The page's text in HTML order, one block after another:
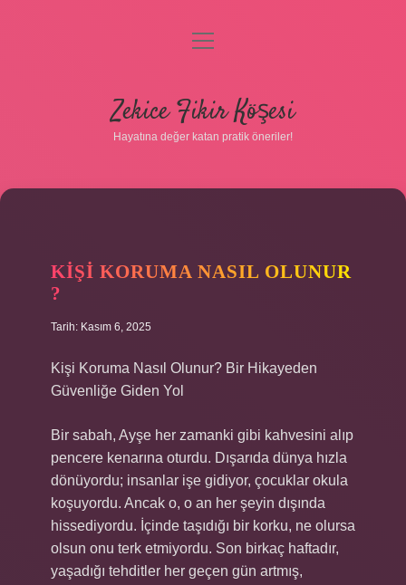
Gizlilik Politikası
Yasal Uyarı
menüyü
Zekice Fikir Köşesi
Hayatına değer katan pratik öneriler!
KIŞI KORUMA NASIL OLUNUR
?
Tarih: Kasım 6, 2025
Kişi Koruma Nasıl Olunur? Bir Hikayeden
Güvenliğe Giden Yol
Bir sabah, Ayşe her zamanki gibi kahvesini alıp
pencere kenarına oturdu. Dışarıda dünya hızla
dönüyordu; insanlar işe gidiyor, çocuklar okula
koşuyordu. Ancak o, o an her şeyin dışında
hissediyordu. İçinde taşıdığı bir korku, ne olursa
olsun onu terk etmiyordu. Son birkaç haftadır,
yaşadığı tehditler her geçen gün artmış,